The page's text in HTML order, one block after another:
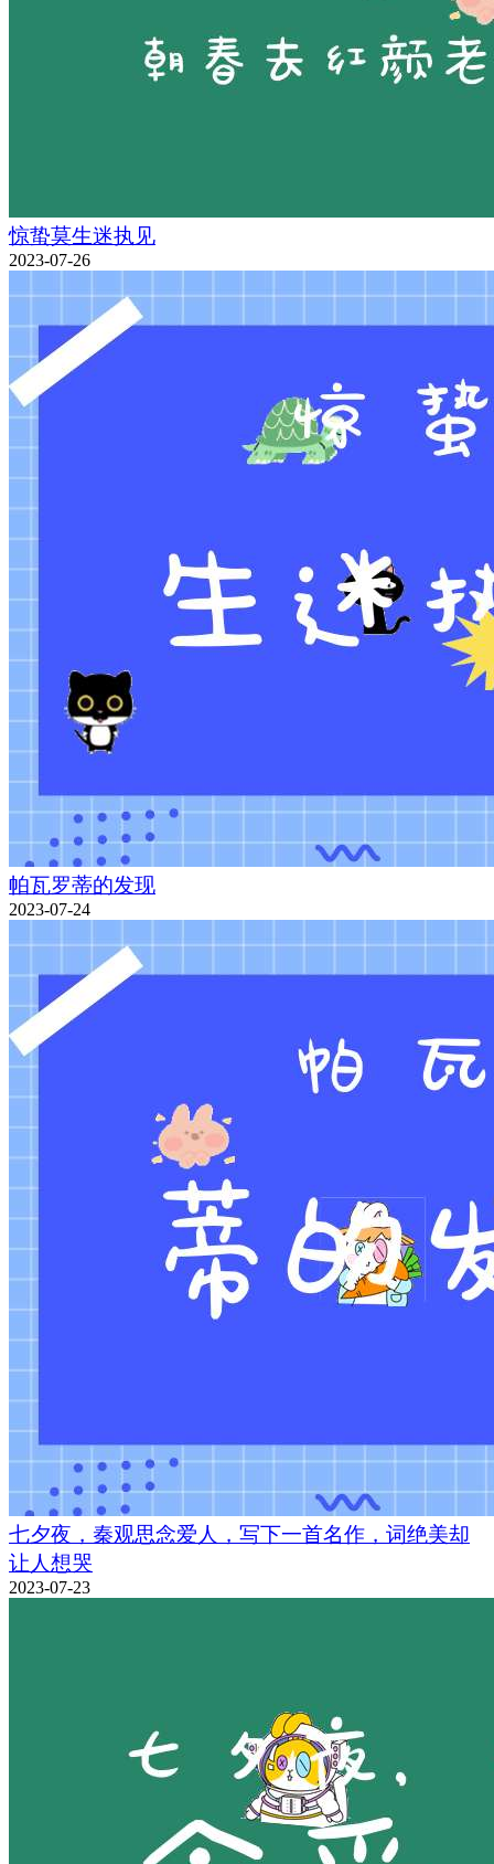
惊蛰莫生迷执见
2023-07-26
帕瓦罗蒂的发现
2023-07-24
七夕夜，秦观思念爱人，写下一首名作，词绝美却
让人想哭
2023-07-23